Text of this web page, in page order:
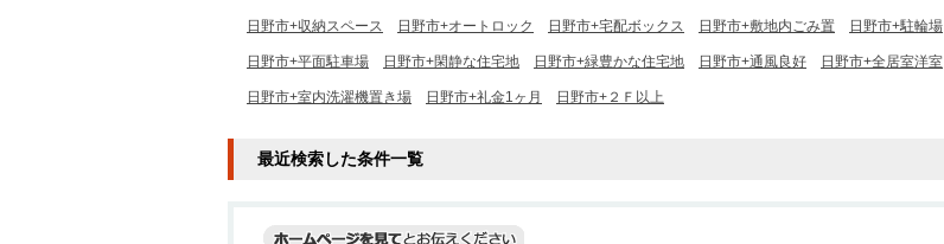
日野市+収納スペース 日野市+オートロック 日野市+宅配ボックス 日野市+敷地内ごみ置 日野市+駐輪場
日野市+平面駐車場 日野市+閑静な住宅地 日野市+緑豊かな住宅地 日野市+通風良好 日野市+全居室洋室
日野市+室内洗濯機置き場 日野市+礼金1ヶ月 日野市+２Ｆ以上
最近検索した条件一覧